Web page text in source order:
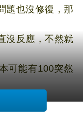
題也沒修復 ， 那
沒反應，不然就
可能有100突然
，
台長那麼偉大的